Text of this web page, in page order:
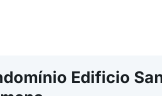
Edificio